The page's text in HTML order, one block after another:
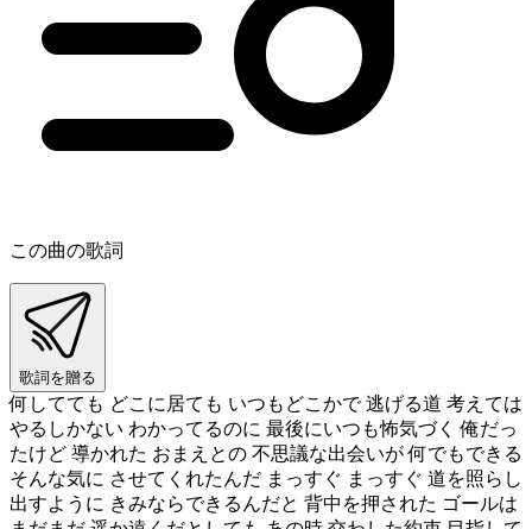
この曲の歌詞
歌詞を贈る
何してても どこに居ても いつもどこかで 逃げる道 考えては
やるしかない わかってるのに 最後にいつも怖気づく 俺だっ
たけど 導かれた おまえとの 不思議な出会いが 何でもできる
そんな気に させてくれたんだ まっすぐ まっすぐ 道を照らし
出すように きみならできるんだと 背中を押された ゴールは